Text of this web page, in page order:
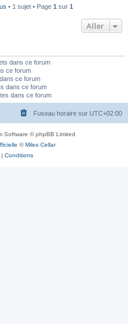
• 1 sujet • Page 1 sur 1
Aller
dans ce forum
ce forum
ce forum
dans ce forum
dans ce forum
Fuseau horaire sur UTC+02:00
Software © phpBB Limited
©Miles Cellar
| Conditions